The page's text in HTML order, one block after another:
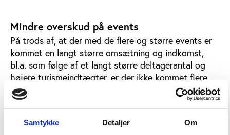
Samtykke Detaljer Om
Mindre overskud på events
På trods af, at der med de flere og større events er
kommet en langt større omsætning og indkomst,
bl.a. som følge af et langt større deltagerantal og
højere turismeindtægter, er der ikke kommet flere
penge ind i provenu. Faktisk er provenuet på events
faldet markant, efter at handlingsplanen er trådt i